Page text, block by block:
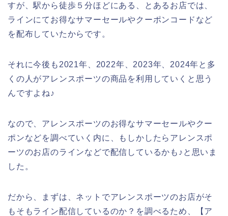
すが、駅から徒歩５分ほどにある、とあるお店では、
ラインにてお得なサマーセールやクーポンコードなど
を配布していたからです。
それに今後も2021年、2022年、2023年、2024年と多
くの人がアレンスポーツの商品を利用していくと思う
んですよね♪
なので、アレンスポーツのお得なサマーセールやクー
ポンなどを調べていく内に、もしかしたらアレンスポ
ーツのお店のラインなどで配信しているかも♪と思いま
した。
だから、まずは、ネットでアレンスポーツのお店がそ
もそもライン配信しているのか？を調べるため、【ア